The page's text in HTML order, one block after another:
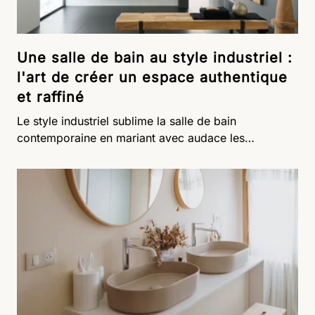
Une salle de bain au style industriel :
l'art de créer un espace authentique
et raffiné
Le style industriel sublime la salle de bain
contemporaine en mariant avec audace les
où le métal, le bois et le béton se rencontrent
harmonieusement, chaque élément raconte une
histoire entre passé et modernité. Découvrez
comment créer une atmosphère authentique où les
codes factory transforment votre salle de bain en un
lieu unique, entre caractère affirmé et raffinement.